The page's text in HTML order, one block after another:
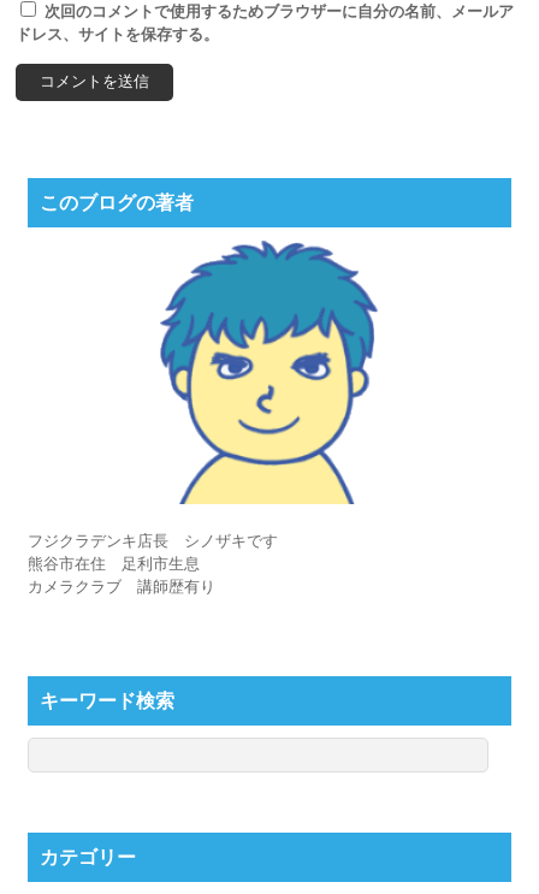
次回のコメントで使用するためブラウザーに自分の名前、メールア
ドレス、サイトを保存する。
このブログの著者
フジクラデンキ店長 シノザキです
熊谷市在住 足利市生息
カメラクラブ 講師歴有り
キーワード検索
カテゴリー